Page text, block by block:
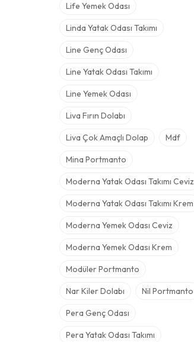
Life Yemek Odası
Linda Yatak Odası Takımı
Line Genç Odası
Line Yatak Odası Takımı
Line Yemek Odası
Liva Fırın Dolabı
Liva Çok Amaçlı Dolap Mdf
Mina Portmanto
Moderna Yatak Odası Takımı Ceviz
Moderna Yatak Odası Takımı Krem
Moderna Yemek Odası Ceviz
Moderna Yemek Odası Krem
Modüler Portmanto
Nar Kiler Dolabı Nil Portmanto
Pera Genç Odası
Pera Yatak Odası Takımı